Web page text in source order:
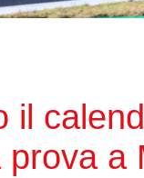
il
prova a